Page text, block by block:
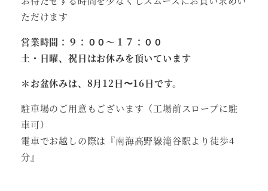
ただけます
営業時間：９：００～１７：００
土・日曜、祝日はお休みを頂いています
＊お盆休みは、8月12日〜16日です。
駐車場のご用意もございます（工場前スロープに駐
車可）
電車でお越しの際は『南海高野線滝谷駅より徒歩4
分』